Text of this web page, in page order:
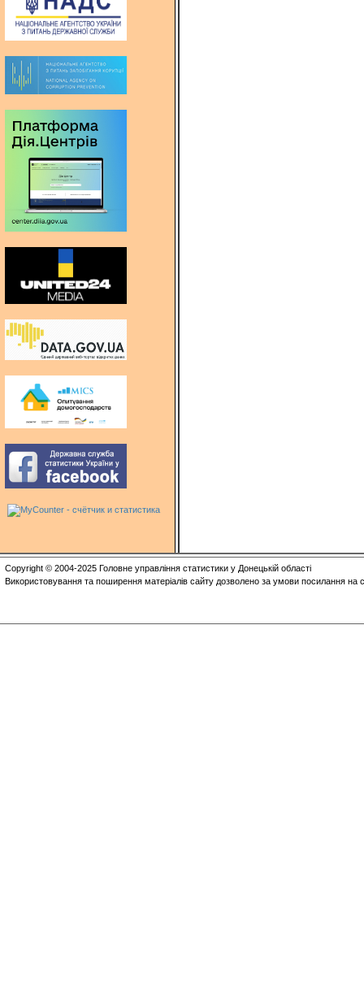
Copyright © 2004-2025 Головне управління статистики у Донецькій області
Використовування та поширення матеріалів сайту дозволено за умови посилання на